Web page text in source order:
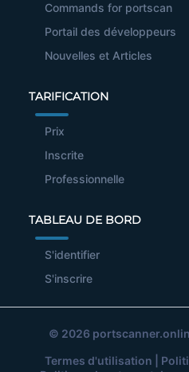
Commands for portscan
Portail des développeurs
Nouvelles et Articles
TARIFICATION
Prix
Inscrite
Professionnelle
TABLEAU DE BORD
S'identifier
S'inscrire
© 2026
Termes d'utilisation